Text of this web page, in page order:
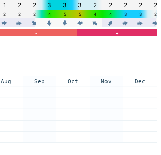
- +
Aug Sep Oct Nov Dec